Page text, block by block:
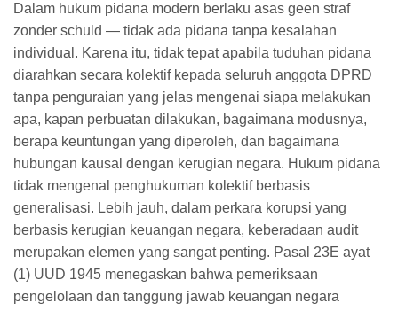
Dalam hukum pidana modern berlaku asas geen straf
zonder schuld — tidak ada pidana tanpa kesalahan
individual. Karena itu, tidak tepat apabila tuduhan pidana
diarahkan secara kolektif kepada seluruh anggota DPRD
tanpa penguraian yang jelas mengenai siapa melakukan
apa, kapan perbuatan dilakukan, bagaimana modusnya,
berapa keuntungan yang diperoleh, dan bagaimana
hubungan kausal dengan kerugian negara. Hukum pidana
tidak mengenal penghukuman kolektif berbasis
generalisasi. Lebih jauh, dalam perkara korupsi yang
berbasis kerugian keuangan negara, keberadaan audit
merupakan elemen yang sangat penting. Pasal 23E ayat
(1) UUD 1945 menegaskan bahwa pemeriksaan
pengelolaan dan tanggung jawab keuangan negara